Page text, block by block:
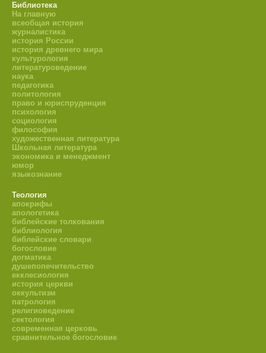
Библиотека
На главную
всеобщая история
журналистика
история России
история древнего мира
культурология
литературоведение
наука
педагогика
политология
право и юриспруденция
психология
социология
философия
художественная литература
Школьная литература
экономика и менеджмент
юмор
языкознание
Теология
апокрифы
апологетика
библейские толкования
библиология
библейские словари
богословие
догматика
душепопечительство
екклесиология
история церкви
оккультизм
патрология
религиоведение
сектология
современная церковь
сравнительное богословие